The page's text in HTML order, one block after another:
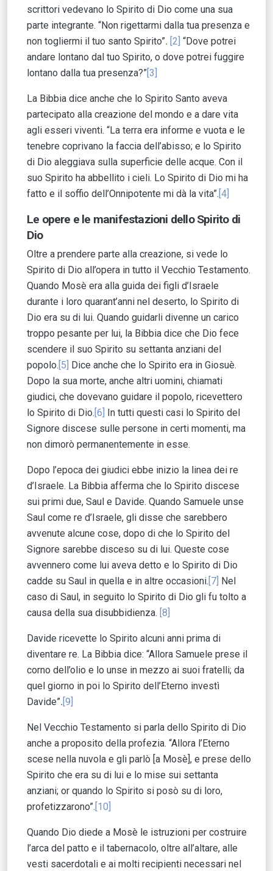
scrittori vedevano lo Spirito di Dio come una sua
parte integrante. “Non rigettarmi dalla tua presenza e
non togliermi il tuo santo Spirito”. [2] “Dove potrei
andare lontano dal tuo Spirito, o dove potrei fuggire
lontano dalla tua presenza?”[3]
La Bibbia dice anche che lo Spirito Santo aveva
partecipato alla creazione del mondo e a dare vita
agli esseri viventi. “La terra era informe e vuota e le
tenebre coprivano la faccia dell’abisso; e lo Spirito
di Dio aleggiava sulla superficie delle acque. Con il
suo Spirito ha abbellito i cieli. Lo Spirito di Dio mi ha
fatto e il soffio dell’Onnipotente mi dà la vita”.[4]
Le opere e le manifestazioni dello Spirito di
Dio
Oltre a prendere parte alla creazione, si vede lo
Spirito di Dio all’opera in tutto il Vecchio Testamento.
Quando Mosè era alla guida dei figli d’Israele
durante i loro quarant’anni nel deserto, lo Spirito di
Dio era su di lui. Quando guidarli divenne un carico
troppo pesante per lui, la Bibbia dice che Dio fece
scendere il suo Spirito su settanta anziani del
popolo.[5] Dice anche che lo Spirito era in Giosuè.
Dopo la sua morte, anche altri uomini, chiamati
giudici, che dovevano guidare il popolo, ricevettero
lo Spirito di Dio.[6] In tutti questi casi lo Spirito del
Signore discese sulle persone in certi momenti, ma
non dimorò permanentemente in esse.
Dopo l’epoca dei giudici ebbe inizio la linea dei re
d’Israele. La Bibbia afferma che lo Spirito discese
sui primi due, Saul e Davide. Quando Samuele unse
Saul come re d’Israele, gli disse che sarebbero
avvenute alcune cose, dopo di che lo Spirito del
Signore sarebbe disceso su di lui. Queste cose
avvennero come lui aveva detto e lo Spirito di Dio
cadde su Saul in quella e in altre occasioni.[7] Nel
caso di Saul, in seguito lo Spirito di Dio gli fu tolto a
causa della sua disubbidienza. [8]
Davide ricevette lo Spirito alcuni anni prima di
diventare re. La Bibbia dice: “Allora Samuele prese il
corno dell’olio e lo unse in mezzo ai suoi fratelli; da
quel giorno in poi lo Spirito dell’Eterno investì
Davide”.[9]
Nel Vecchio Testamento si parla dello Spirito di Dio
anche a proposito della profezia. “Allora l’Eterno
scese nella nuvola e gli parlò [a Mosè], e prese dello
Spirito che era su di lui e lo mise sui settanta
anziani; or quando lo Spirito si posò su di loro,
profetizzarono”.[10]
Quando Dio diede a Mosè le istruzioni per costruire
l’arca del patto e il tabernacolo, oltre all’altare, alle
vesti sacerdotali e ai molti recipienti necessari nel